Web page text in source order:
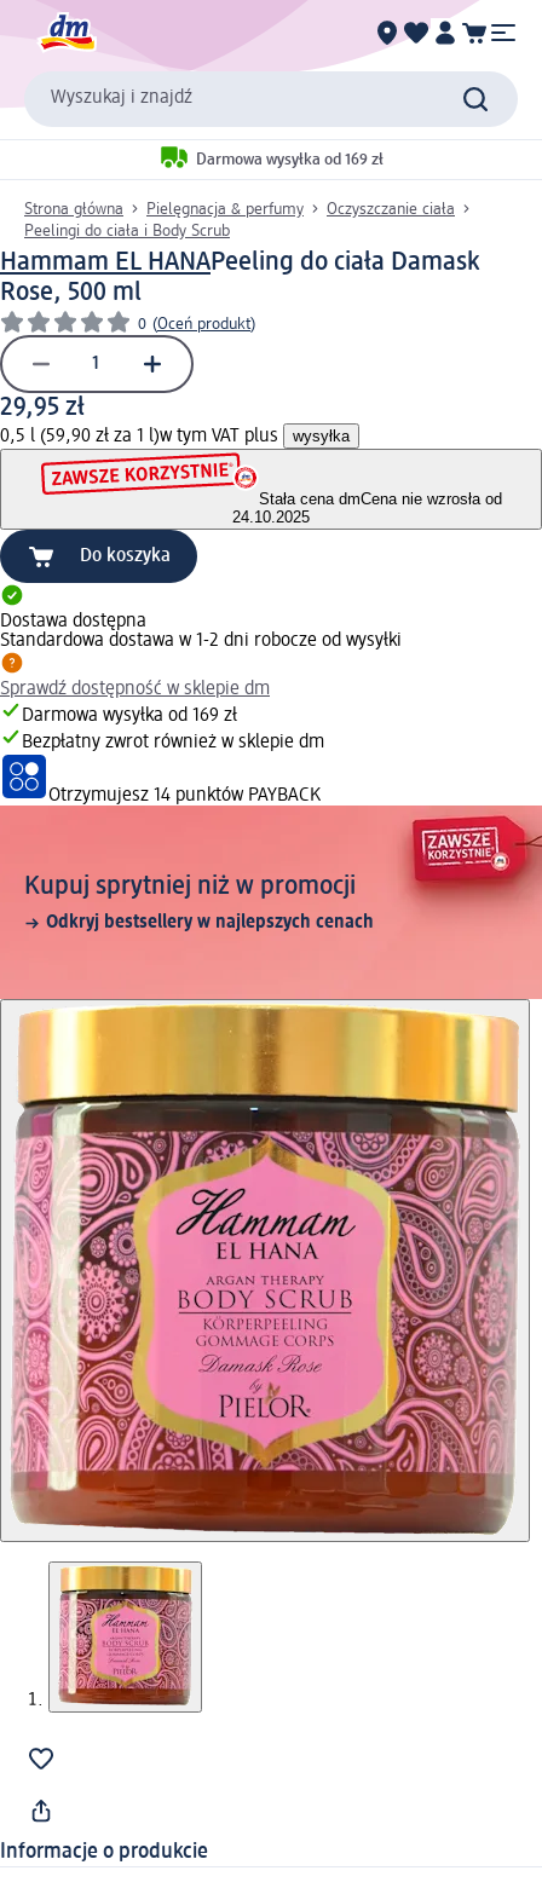
Wyszukaj i znajdź
Darmowa wysyłka od 169 zł
Strona główna Pielęgnacja & perfumy
Oczyszczanie ciała
Peelingi do ciała i Body Scrub
Hammam EL HANAPeeling do ciała Damask
Rose, 500 ml
0 (Oceń produkt)
29,95 zł
0,5 l (59,90 zł za 1 l)w tym VAT plus wysyłka
Stała cena dmCena nie wzrosła od
24.10.2025
Do koszyka
Dostawa dostępna
Standardowa dostawa w 1-2 dni robocze od wysyłki
Sprawdź dostępność w sklepie dm
Darmowa wysyłka od 169 zł
Bezpłatny zwrot również w sklepie dm
Otrzymujesz 14 punktów PAYBACK
Kupuj sprytniej niż w promocji
Odkryj bestsellery w najlepszych cenach
Informacje o produkcie